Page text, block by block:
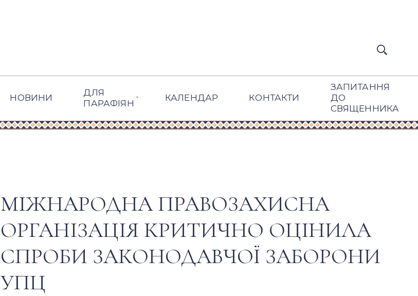
НОВИНИ
ДЛЯ
ПАРАФІЯН
КАЛЕНДАР КОНТАКТИ
ЗАПИТАННЯ
ДО
СВЯЩЕННИКА
МІЖНАРОДНА ПРАВОЗАХИСНА
ОРГАНІЗАЦІЯ КРИТИЧНО ОЦІНИЛА
СПРОБИ ЗАКОНОДАВЧОЇ ЗАБОРОНИ
УПЦ